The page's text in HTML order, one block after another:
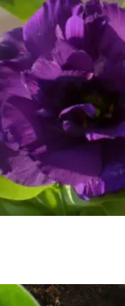
Порядовка,
Фундамента:
Фундамента
Семян В